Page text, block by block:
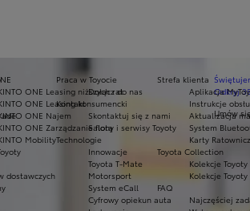
Odkryj
Umów
Praca w Toyocie
Dołącz do nas
Kontakt
Skontaktuj się z nami
Salony i serwisy Toyoty
Technologie
Innowacje
Toyota T-Mate
Motorsport
System eCall
Cyfrowy opiekun auta
ONE Leasing niższych rat
ONE Leasing konsumencki
ONE Najem
ONE Zarządzanie flotą
Mobility
dostawczych
Strefa klienta
Aplikacja
Instrukcje
Aktualizacja
System
Karty
Toyota Collection
Kolekcje Toyoty
Kolekcje
FAQ
Najczęściej